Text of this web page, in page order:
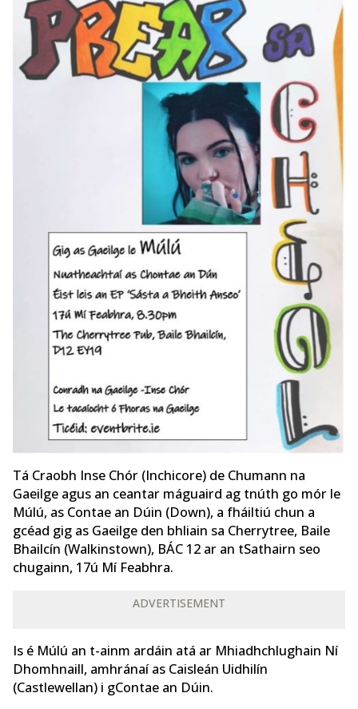
Tá Craobh Inse Chór (Inchicore) de Chumann na
Gaeilge agus an ceantar máguaird ag tnúth go mór le
Múlú, as Contae an Dúin (Down), a fháiltiú chun a
gcéad gig as Gaeilge den bhliain sa Cherrytree, Baile
Bhailcín (Walkinstown), BÁC 12 ar an tSathairn seo
chugainn, 17ú Mí Feabhra.
ADVERTISEMENT
Is é Múlú an t-ainm ardáin atá ar Mhiadhchlughain Ní
Dhomhnaill, amhránaí as Caisleán Uidhilín
(Castlewellan) i gContae an Dúin.